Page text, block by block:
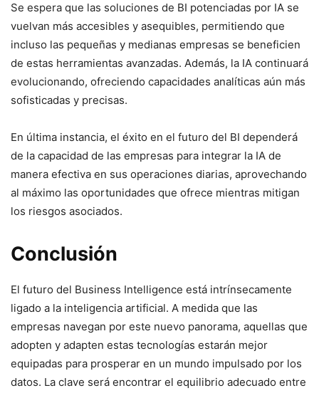
Se espera que las soluciones de BI potenciadas por IA se
vuelvan más accesibles y asequibles, permitiendo que
incluso las pequeñas y medianas empresas se beneficien
de estas herramientas avanzadas. Además, la IA continuará
evolucionando, ofreciendo capacidades analíticas aún más
sofisticadas y precisas.
En última instancia, el éxito en el futuro del BI dependerá
de la capacidad de las empresas para integrar la IA de
manera efectiva en sus operaciones diarias, aprovechando
al máximo las oportunidades que ofrece mientras mitigan
los riesgos asociados.
Conclusión
El futuro del Business Intelligence está intrínsecamente
ligado a la inteligencia artificial. A medida que las
empresas navegan por este nuevo panorama, aquellas que
adopten y adapten estas tecnologías estarán mejor
equipadas para prosperar en un mundo impulsado por los
datos. La clave será encontrar el equilibrio adecuado entre